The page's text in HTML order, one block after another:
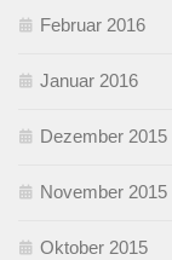
Februar 2016
Januar 2016
Dezember 2015
November 2015
Oktober 2015